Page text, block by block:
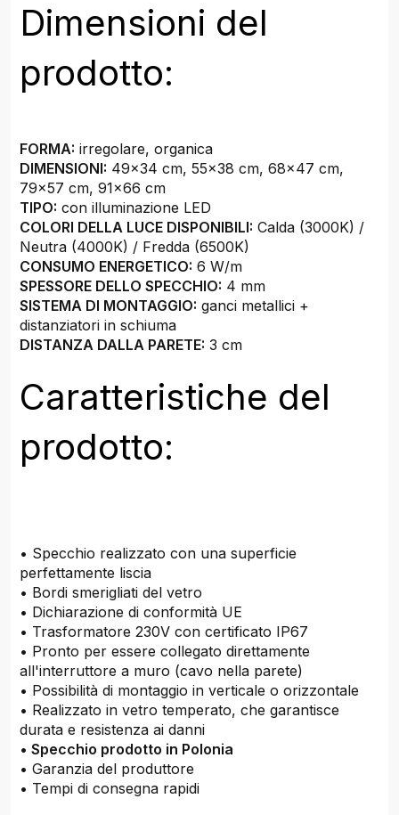
Dimensioni del
prodotto:
FORMA: irregolare, organica
DIMENSIONI: 49x34 cm, 55x38 cm, 68x47 cm,
79x57 cm, 91x66 cm
TIPO: con illuminazione LED
COLORI DELLA LUCE DISPONIBILI: Calda (3000K) /
Neutra (4000K) / Fredda (6500K)
CONSUMO ENERGETICO: 6 W/m
SPESSORE DELLO SPECCHIO: 4 mm
SISTEMA DI MONTAGGIO: ganci metallici +
distanziatori in schiuma
DISTANZA DALLA PARETE: 3 cm
Caratteristiche del
prodotto:
• Specchio realizzato con una superficie
perfettamente liscia
• Bordi smerigliati del vetro
• Dichiarazione di conformità UE
• Trasformatore 230V con certificato IP67
• Pronto per essere collegato direttamente
all'interruttore a muro (cavo nella parete)
• Possibilità di montaggio in verticale o orizzontale
• Realizzato in vetro temperato, che garantisce
durata e resistenza ai danni
• Specchio prodotto in Polonia
• Garanzia del produttore
• Tempi di consegna rapidi